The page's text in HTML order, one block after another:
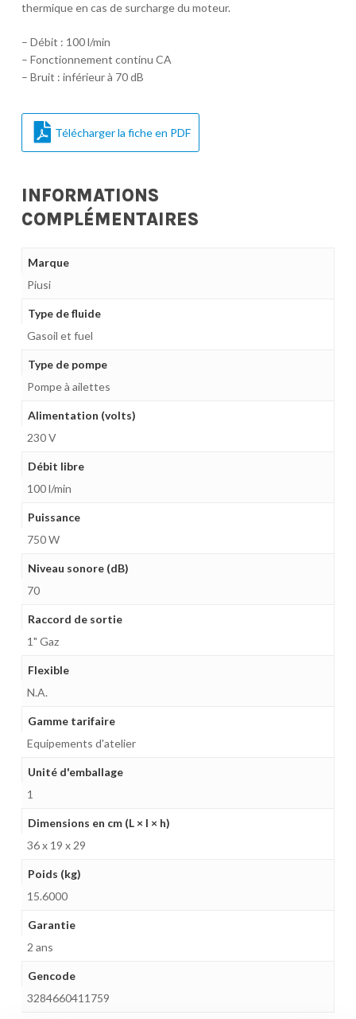
thermique en cas de surcharge du moteur.
– Débit : 100 l/min
– Fonctionnement continu CA
– Bruit : inférieur à 70 dB
Télécharger la fiche en PDF
INFORMATIONS
COMPLÉMENTAIRES
Marque
Piusi
Type de fluide
Gasoil et fuel
Type de pompe
Pompe à ailettes
Alimentation (volts)
230 V
Débit libre
100 l/min
Puissance
750 W
Niveau sonore (dB)
70
Raccord de sortie
1" Gaz
Flexible
N.A.
Gamme tarifaire
Equipements d'atelier
Unité d'emballage
1
Dimensions en cm (L × l × h)
36 x 19 x 29
Poids (kg)
15.6000
Garantie
2 ans
Gencode
3284660411759